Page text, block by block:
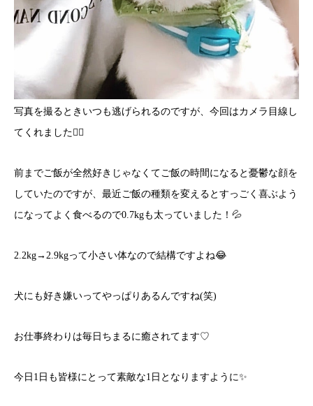
写真を撮るときいつも逃げられるのですが、今回はカメラ目線し
てくれました✌🏾
前までご飯が全然好きじゃなくてご飯の時間になると憂鬱な顔を
していたのですが、最近ご飯の種類を変えるとすっごく喜ぶよう
になってよく食べるので0.7kgも太っていました！💦
2.2kg→2.9kgって小さい体なので結構ですよね😂
犬にも好き嫌いってやっぱりあるんですね(笑)
お仕事終わりは毎日ちまるに癒されてます♡
今日1日も皆様にとって素敵な1日となりますように✨